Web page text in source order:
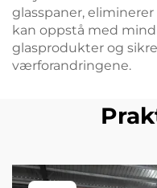
glasspaner,
kan oppstå med
glasprodukter og
værforandringene.